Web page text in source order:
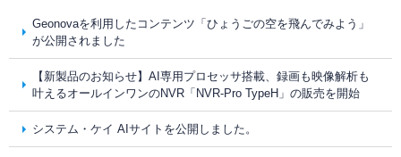
Geonovaを利用したコンテンツ「ひょうごの空を飛んでみよう」
が公開されました
【新製品のお知らせ】AI専用プロセッサ搭載、録画も映像解析も
叶えるオールインワンのNVR「NVR-Pro TypeH」の販売を開始
システム・ケイ AIサイトを公開しました。